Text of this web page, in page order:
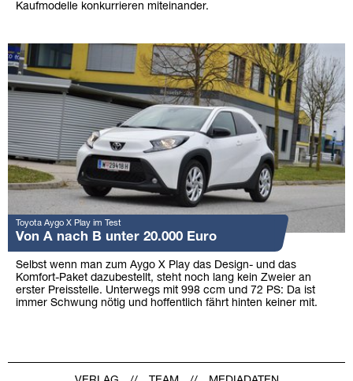
Kaufmodelle konkurrieren miteinander.
Toyota Aygo X Play im Test
Von A nach B unter 20.000 Euro
Selbst wenn man zum Aygo X Play das Design- und das
Komfort-Paket dazubestellt, steht noch lang kein Zweier an
erster Preisstelle. Unterwegs mit 998 ccm und 72 PS: Da ist
immer Schwung nötig und hoffentlich fährt hinten keiner mit.